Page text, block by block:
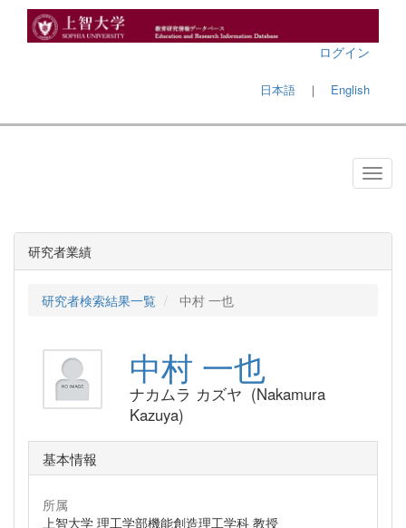
ログイン
日本語 ｜ English
研究者業績
研究者検索結果一覧 中村 一也
中村 一也
ナカムラ カズヤ (Nakamura
Kazuya)
基本情報
所属
上智大学 理工学部機能創造理工学科 教授